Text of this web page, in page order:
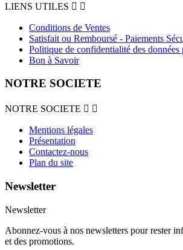
LIENS UTILES  
Conditions de Ventes
Satisfait ou Remboursé - Paiements
Politique de confidentialité des données
Bon à Savoir
NOTRE SOCIETE
NOTRE SOCIETE  
Mentions légales
Présentation
Contactez-nous
Plan du site
Newsletter
Newsletter
Abonnez-vous à nos newsletters pour rester
et des promotions.